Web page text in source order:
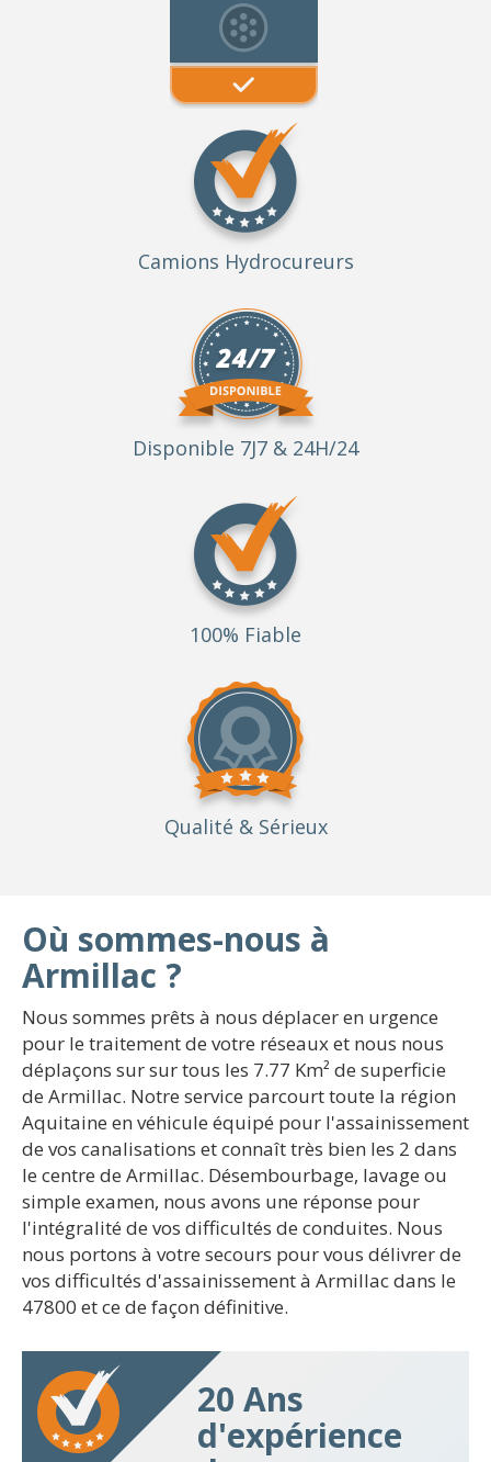
Camions Hydrocureurs
Disponible 7J7 & 24H/24
100% Fiable
Qualité & Sérieux
Où sommes-nous à
Armillac ?
Nous sommes prêts à nous déplacer en urgence
pour le traitement de votre réseaux et nous nous
déplaçons sur sur tous les 7.77 Km² de superficie
de Armillac. Notre service parcourt toute la région
Aquitaine en véhicule équipé pour l'assainissement
de vos canalisations et connaît très bien les 2 dans
le centre de Armillac. Désembourbage, lavage ou
simple examen, nous avons une réponse pour
l'intégralité de vos difficultés de conduites. Nous
nous portons à votre secours pour vous délivrer de
vos difficultés d'assainissement à Armillac dans le
47800 et ce de façon définitive.
20 Ans
d'expérience